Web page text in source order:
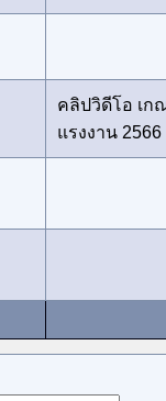
คลิปวิดีโอ เ
แรงงาน 2566